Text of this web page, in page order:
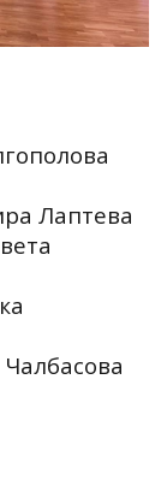
Лаптева